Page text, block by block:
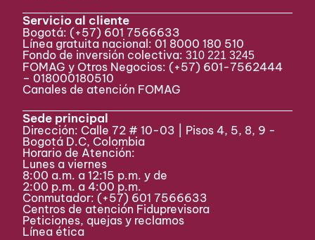
Servicio al cliente
Bogotá: (+57) 601 7566633
Línea gratuita nacional: 01 8000 180 510
Fondo de inversión colectiva:310 221 3245
FOMAG y Otros Negocios: (+57) 601-7562444
– 018000180510
Canales de atención FOMAG
Sede principal
Dirección: Calle 72 # 10-03 | Pisos 4, 5, 8, 9 -
Bogotá D.C, Colombia
Horario de Atención:
Lunes a viernes
8:00 a.m. a 12:15 p.m. y de
2:00 p.m. a 4:00 p.m.
Conmutador: (+57) 601 7566633
Centros de atención Fiduprevisora
Peticiones, quejas y reclamos
Línea ética